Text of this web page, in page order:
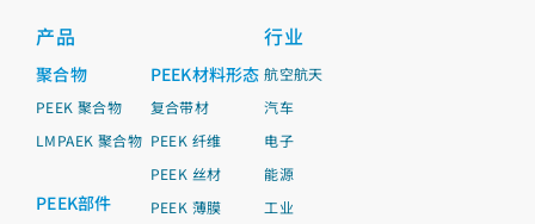
产品
聚合物
PEEK 聚合物
LMPAEK 聚合物
PEEK部件
PEEK材料形态
复合带材
PEEK 纤维
PEEK 丝材
PEEK 薄膜
行业
航空航天
汽车
电子
能源
工业